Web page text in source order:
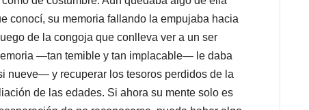
conocí, su memoria fallando la empujaba hacia
de la congoja que conlleva ver a un ser
—tan temible y tan implacable— le daba
nueve— y recuperar los tesoros perdidos de la
de las edades. Si ahora su mente solo es